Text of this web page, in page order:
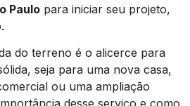
Paulo para iniciar seu projeto,
do terreno é o alicerce para
seja para uma nova casa,
ou uma ampliação